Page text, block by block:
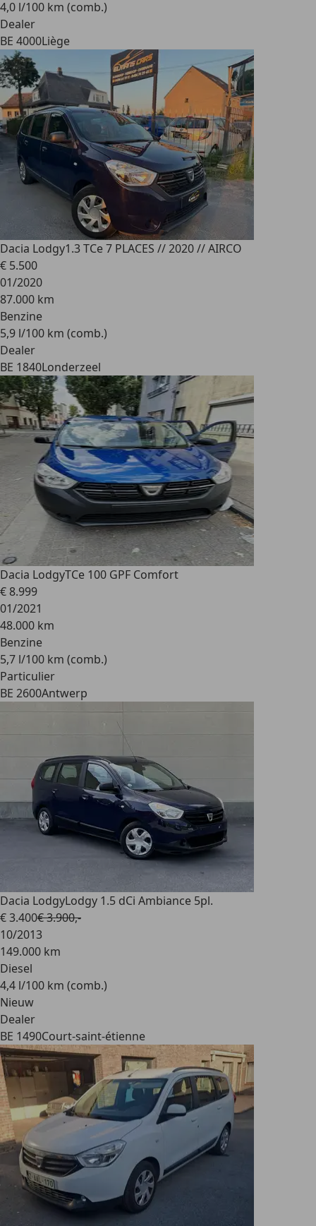
4,0 l/100 km (comb.)
Dealer
BE 4000Liège
Dacia Lodgy1.3 TCe 7 PLACES // 2020 // AIRCO
€ 5.500
01/2020
87.000 km
Benzine
5,9 l/100 km (comb.)
Dealer
BE 1840Londerzeel
Dacia LodgyTCe 100 GPF Comfort
€ 8.999
01/2021
48.000 km
Benzine
5,7 l/100 km (comb.)
Particulier
BE 2600Antwerp
Dacia LodgyLodgy 1.5 dCi Ambiance 5pl.
€ 3.400€ 3.900,-
10/2013
149.000 km
Diesel
4,4 l/100 km (comb.)
Nieuw
Dealer
BE 1490Court-saint-étienne